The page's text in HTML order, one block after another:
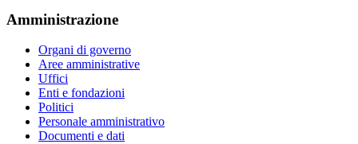
Amministrazione
Organi di governo
Aree amministrative
Uffici
Enti e fondazioni
Politici
Personale amministrativo
Documenti e dati